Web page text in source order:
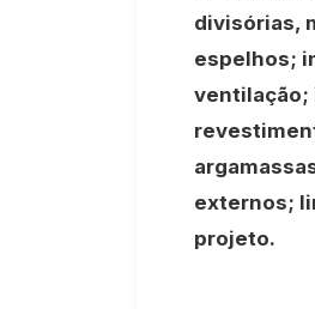
divisórias,
espelhos;
ventilação;
externos;
projeto.